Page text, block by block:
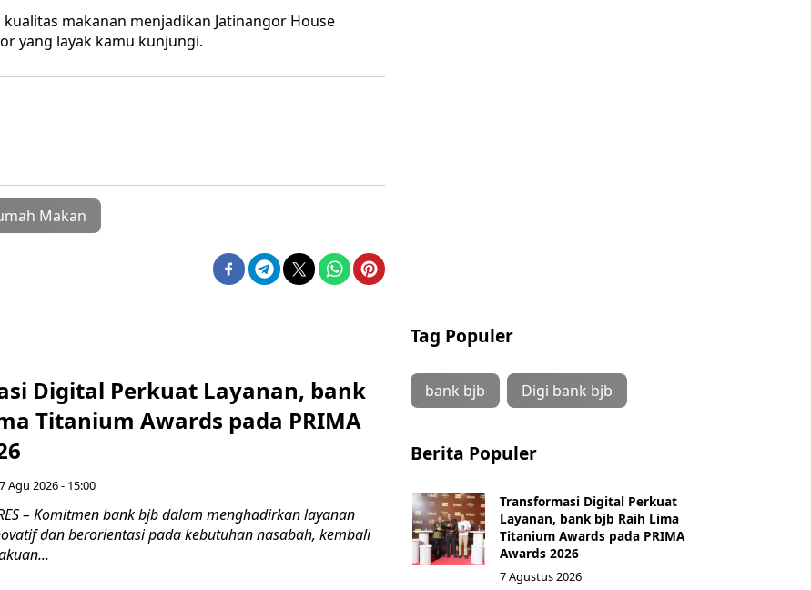
makanan menjadikan Jatinangor House
yang layak kamu kunjungi.
Makan
Digital Perkuat Layanan, bank
Titanium Awards pada PRIMA
Agu 2026 - 15:00
– Komitmen bank bjb dalam menghadirkan layanan
dan berorientasi pada kebutuhan nasabah, kembali
Tag Populer
bank bjb Digi bank bjb
Berita Populer
Transformasi Digital Perkuat
Layanan, bank bjb Raih Lima
Titanium Awards pada PRIMA
Awards 2026
7 Agustus 2026